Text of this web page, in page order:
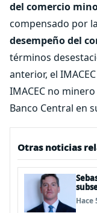
del comercio
compensado por la
desempeño del
términos
anterior, el
IMACEC no
Banco Central en
Otras noticias
Hace